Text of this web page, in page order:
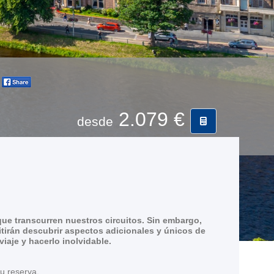
desde 2.079 €
transcurren nuestros circuitos. Sin embargo,
descubrir aspectos adicionales y únicos de
y hacerlo inolvidable.
reserva.